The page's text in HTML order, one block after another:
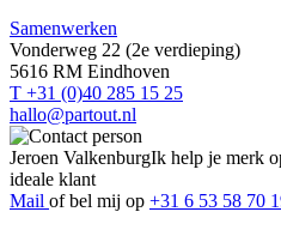
Samenwerken
Vonderweg 22 (2e verdieping)
5616 RM Eindhoven
T +31 (0)40 285 15 25
hallo@partout.nl
Jeroen ValkenburgIk help je merk
ideale klant
Mail of bel mij op +31 6 53 58 70